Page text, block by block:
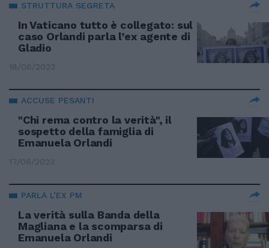
STRUTTURA SEGRETA
In Vaticano tutto è collegato: sul
caso Orlandi parla l’ex agente di
Gladio
18/06/2023
ACCUSE PESANTI
"Chi rema contro la verità", il
sospetto della famiglia di
Emanuela Orlandi
17/06/2023
PARLA L’EX PM
La verità sulla Banda della
Magliana e la scomparsa di
Emanuela Orlandi